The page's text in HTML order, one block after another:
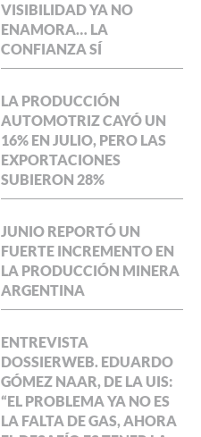
VISIBILIDAD YA NO
ENAMORA… LA
CONFIANZA SÍ
LA PRODUCCIÓN
AUTOMOTRIZ CAYÓ UN
16% EN JULIO, PERO LAS
EXPORTACIONES
SUBIERON 28%
JUNIO REPORTÓ UN
FUERTE INCREMENTO EN
LA PRODUCCIÓN MINERA
ARGENTINA
ENTREVISTA
DOSSIERWEB. EDUARDO
GÓMEZ NAAR, DE LA UIS:
“EL PROBLEMA YA NO ES
LA FALTA DE GAS, AHORA